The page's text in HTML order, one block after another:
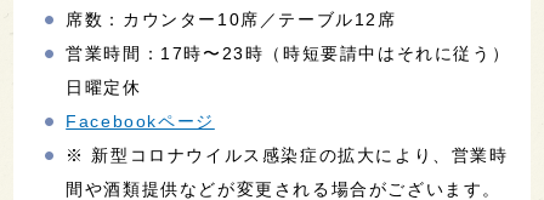
席数：カウンター10席／テーブル12席
営業時間：17時〜23時（時短要請中はそれに従う）
日曜定休
Facebookページ
※ 新型コロナウイルス感染症の拡大により、営業時
間や酒類提供などが変更される場合がございます。